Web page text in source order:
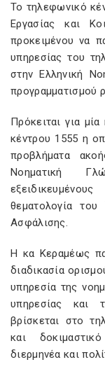
Το τηλεφωνικό
Εργασίας και
προκειμένου να
υπηρεσίας του
στην Ελληνική
προγραμματισμού
Πρόκειται για
κέντρου 1555 η
προβλήματα
Νοηματική
θεματολογία του
Ασφάλισης.
Η κα Κεραμέως
διαδικασία
υπηρεσία της
υπηρεσίας και
βρίσκεται στο
και
διερμηνέα και